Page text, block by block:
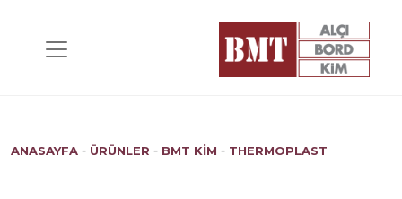
ANASAYFA - ÜRÜNLER - BMT KİM - THERMOPLAST